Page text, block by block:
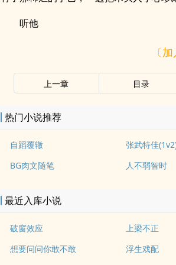
听他
〔
上一章 目录
热门小说推荐
自蹈覆辙 张武特佳
BG肉文随笔
人不弱智时
最近入库小说
破窗效应 上梁不正
想要问问你敢不敢
浮生戏配